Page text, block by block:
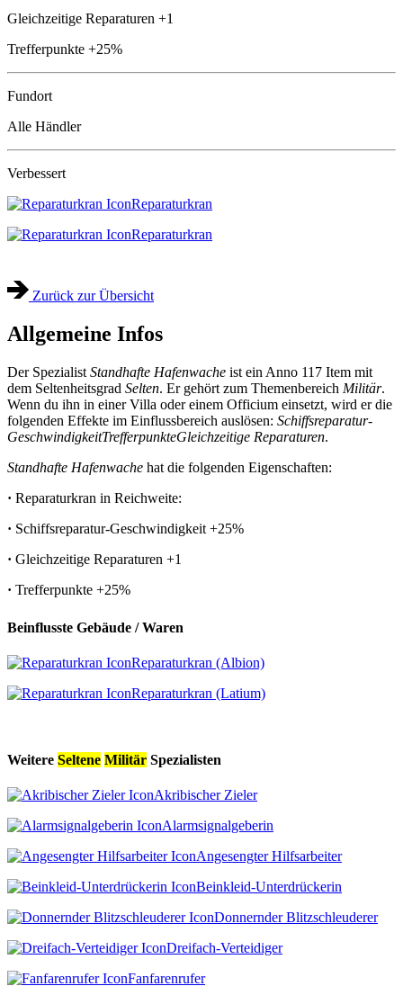
Gleichzeitige Reparaturen +1
Trefferpunkte +25%
Fundort
Alle Händler
Verbessert
Reparaturkran
Reparaturkran
Zurück zur Übersicht
Allgemeine Infos
Der Spezialist Standhafte Hafenwache ist ein Anno 117 Item mit
dem Seltenheitsgrad Selten. Er gehört zum Themenbereich Militär.
Wenn du ihn in einer Villa oder einem Officium einsetzt, wird er die
folgenden Effekte im Einflussbereich auslösen: Schiffsreparatur-
GeschwindigkeitTrefferpunkteGleichzeitige Reparaturen.
Standhafte Hafenwache hat die folgenden Eigenschaften:
· Reparaturkran in Reichweite:
· Schiffsreparatur-Geschwindigkeit +25%
· Gleichzeitige Reparaturen +1
· Trefferpunkte +25%
Beinflusste Gebäude / Waren
Reparaturkran (Albion)
Reparaturkran (Latium)
Weitere Seltene Militär Spezialisten
Akribischer Zieler
Alarmsignalgeberin
Angesengter Hilfsarbeiter
Beinkleid-Unterdrückerin
Donnernder Blitzschleuderer
Dreifach-Verteidiger
Fanfarenrufer